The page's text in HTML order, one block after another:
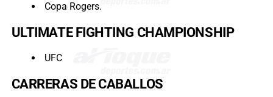
Copa Rogers.
ULTIMATE FIGHTING CHAMPIONSHIP
UFC
CARRERAS DE CABALLOS